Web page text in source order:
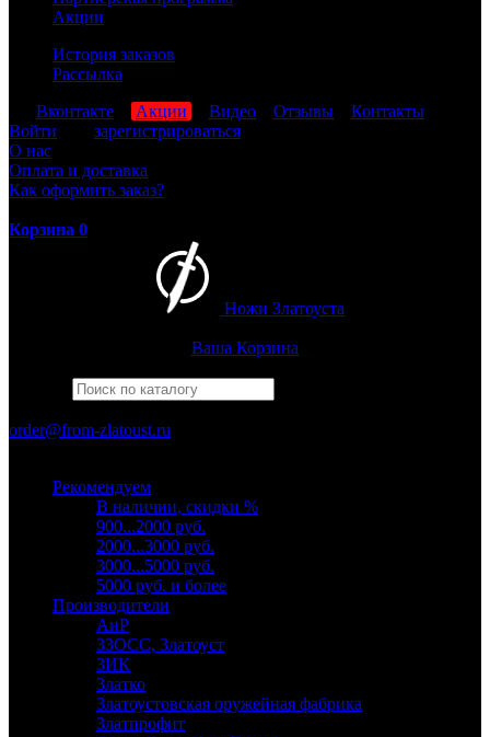
Акции
История заказов
Рассылка
Вконтакте Акции Видео Отзывы
Контакты
Войти
зарегистрироваться
О нас
Оплата и доставка
Как оформить заказ?
Корзина 0
Ножи Златоуста
Ваша Корзина
order@from-zlatoust.ru
Рекомендуем
В наличии, скидки %
900...2000 руб.
2000...3000 руб.
3000...5000 руб.
5000 руб. и более
Производители
АиР
ЗЗОСС, Златоуст
ЗИК
Златко
Златоустовская оружейная фабрика
Златпрофит